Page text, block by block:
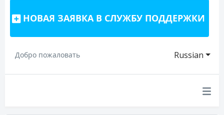
НОВАЯ ЗАЯВКА В СЛУЖБУ ПОДДЕРЖКИ
Russian
Добро пожаловать